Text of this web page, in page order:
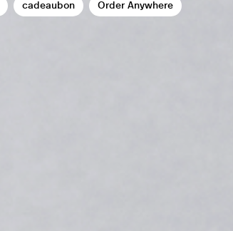
cadeaubon Order Anywhere